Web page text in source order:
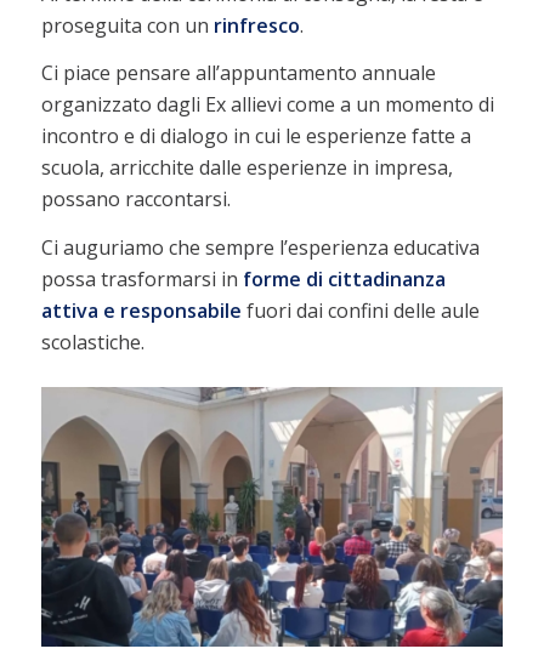
proseguita con un rinfresco.
Ci piace pensare all’appuntamento annuale
organizzato dagli Ex allievi come a un momento di
incontro e di dialogo in cui le esperienze fatte a
scuola, arricchite dalle esperienze in impresa,
possano raccontarsi.
Ci auguriamo che sempre l’esperienza educativa
possa trasformarsi in forme di cittadinanza
attiva e responsabile fuori dai confini delle aule
scolastiche.